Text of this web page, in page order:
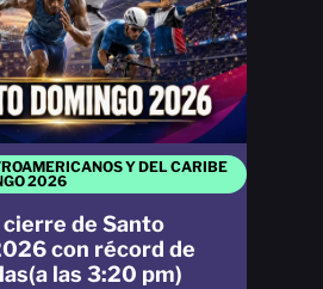
Y DEL CARIBE
2026
cierre de Santo
con récord de
las 3:20 pm)